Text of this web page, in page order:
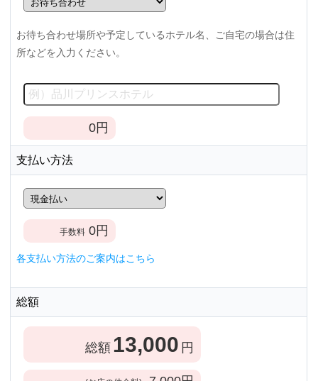
お待ち合わせ場所や予定しているホテル名、ご自宅の場合は住
所などを入力ください。
0円
支払い方法
手数料 0円
各支払い方法のご案内はこちら
総額
総額 13,000 円